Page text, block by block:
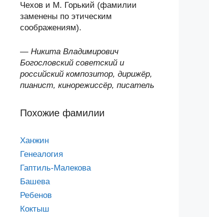
Чехов и М. Горький (фамилии
заменены по этическим
соображениям).
— Никита Владимирович
Богословский советский и
российский композитор, дирижёр,
пианист, кинорежиссёр, писатель
Похожие фамилии
Ханжин
Генеалогия
Гаптиль-Малекова
Башева
Ребенов
Коктыш